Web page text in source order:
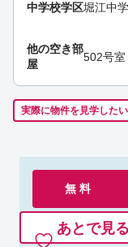
中学校学区堀江中
他の空き部
屋
502号室
実際に物件を見学したい
無 料
あとで見る